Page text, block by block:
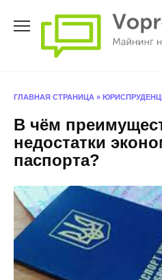
ГЛАВНАЯ СТРАНИЦА »
В чём
недостатки
паспорта?